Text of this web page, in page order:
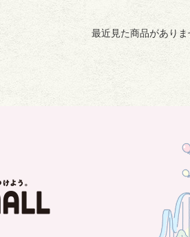
最近見た商品がありま